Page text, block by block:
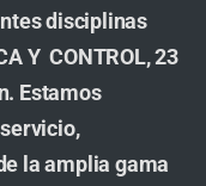
disciplinas
Y CONTROL, 23
Estamos
la amplia gama